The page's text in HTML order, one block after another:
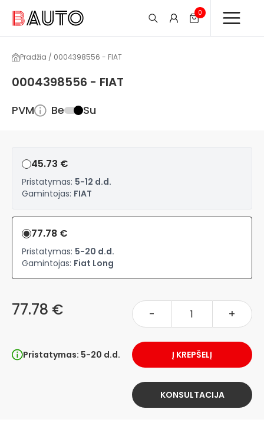
0
Pradžia / 0004398556 - FIAT
0004398556 - FIAT
PVM Be Su
45.73 €
Pristatymas: 5-12 d.d.
Gamintojas: FIAT
77.78 €
Pristatymas: 5-20 d.d.
Gamintojas: Fiat Long
77.78 € - +
Pristatymas: 5-20 d.d. Į KREPŠELĮ
KONSULTACIJA